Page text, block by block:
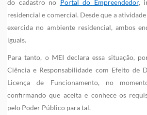
do cadastro no Portal do Empreendedor,
residencial e comercial. Desde que a
exercida no ambiente residencial, ambos
iguais.
Para tanto, o MEI declara essa situação,
Ciência e Responsabilidade com Efeito de
Licença de Funcionamento, no
confirmando que aceita e conhece os
pelo Poder Público para tal.